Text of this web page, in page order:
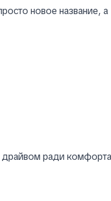
новое название, а
ради